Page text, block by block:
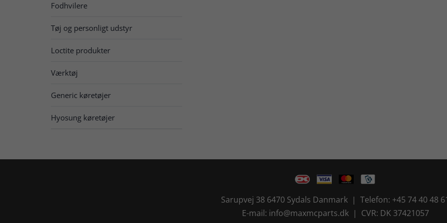
Fodhvilere
Tøj og personligt udstyr
Loctite produkter
Værktøj
Generic køretøjer
Hyosung køretøjer
Sarupvej 38 6470 Sydals Danmark | Telefon: +45 74 40 48
E-mail: info@maxmcparts.dk | CVR: DK 37421057